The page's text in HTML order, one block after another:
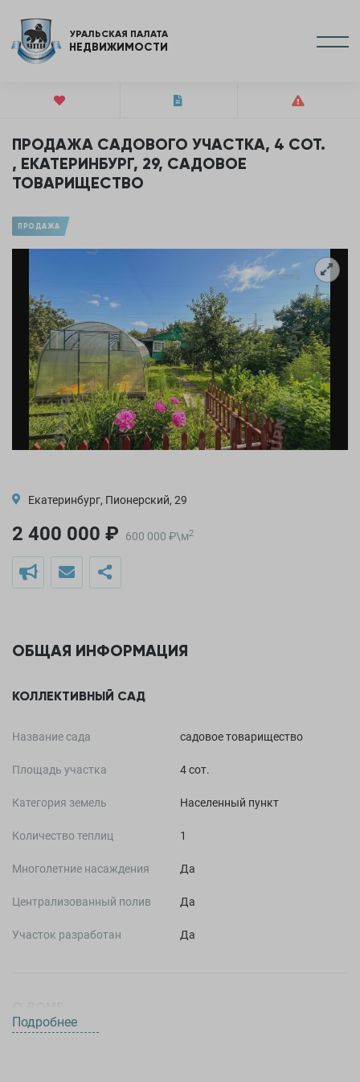
УРАЛЬСКАЯ ПАЛАТА
НЕДВИЖИМОСТИ
ПРОДАЖА САДОВОГО УЧАСТКА, 4 СОТ.
, ЕКАТЕРИНБУРГ, 29, САДОВОЕ
ТОВАРИЩЕСТВО
ПРОДАЖА
Екатеринбург, Пионерский, 29
2 400 000 ₽ 600 000 ₽\м2
ОБЩАЯ ИНФОРМАЦИЯ
КОЛЛЕКТИВНЫЙ САД
Название сада садовое товарищество
Площадь участка 4 сот.
Категория земель Населенный пункт
Количество теплиц 1
Многолетние насаждения Да
Централизованный полив Да
Участок разработан Да
Подробнее